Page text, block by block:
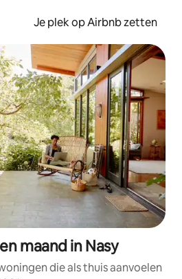
Je plek op Airbnb zetten
maand in Nasy
die als thuis aanvoelen